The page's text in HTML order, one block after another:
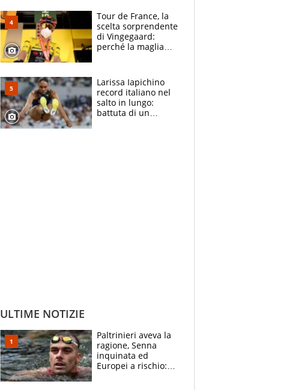
compagni
Tour de France, la
scelta sorprendente
di Vingegaard:
perché la maglia
rischio da evitare
Larissa Iapichino
record italiano nel
salto in lungo:
battuta di un
ULTIME NOTIZIE
Paltrinieri aveva la
ragione, Senna
inquinata ed
Europei a rischio: